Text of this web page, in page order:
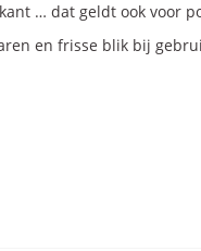
… dat geldt ook voor
en frisse blik bij